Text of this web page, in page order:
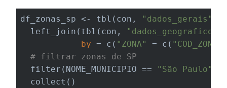
df_zonas_sp <- tbl(con, "dados_gerais"
  left_join(tbl(con,
by = c( "ZONA" = c( "COD_ZONA"
# filtrar zonas de SP
  filter(NOME_MUNICIPIO ==
"São Paulo"
  collect()